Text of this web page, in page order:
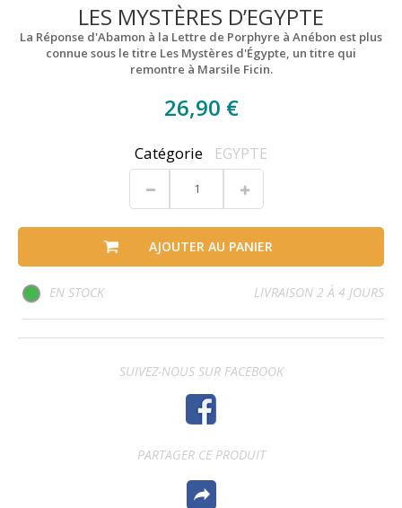
LES MYSTÈRES D’EGYPTE
La Réponse d'Abamon à la Lettre de Porphyre à Anébon est plus
connue sous le titre Les Mystères d'Égypte, un titre qui
remontre à Marsile Ficin.
26,90 €
Catégorie EGYPTE
AJOUTER AU PANIER
EN STOCK LIVRAISON 2 À 4 JOURS
SUIVEZ-NOUS SUR FACEBOOK
PARTAGER CE PRODUIT